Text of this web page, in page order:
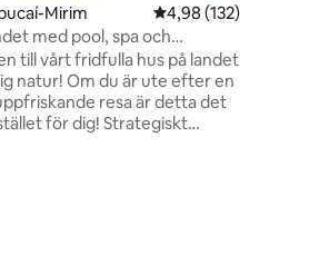
betyg, 313 omdömen
Mirim 4,98 av 5 i
4,98 (132)
med pool, spa och
till vårt fridfulla hus på landet
natur! Om du är ute efter en
resa är detta det
för dig! Strategiskt